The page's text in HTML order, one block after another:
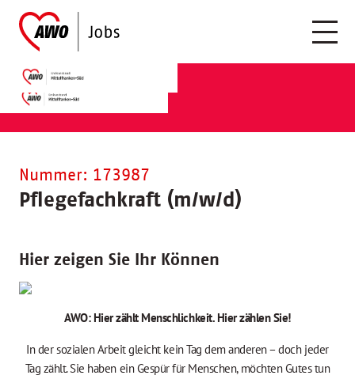
Nummer: 173987
Pflegefachkraft (m/w/d)
Hier zeigen Sie Ihr Können
AWO: Hier zählt Menschlichkeit. Hier zählen Sie!
In der sozialen Arbeit gleicht kein Tag dem anderen – doch jeder
Tag zählt. Sie haben ein Gespür für Menschen, möchten Gutes tun